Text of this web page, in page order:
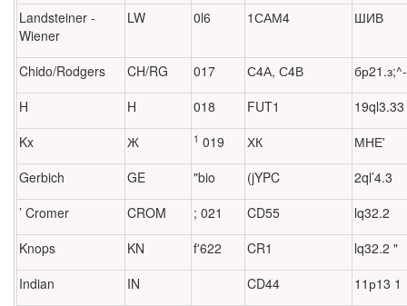
Landsteiner -
Wiener
LW 0l6 1САМ4 ШИВ
Chido/Rodgers CH/RG 017 С4А, С4В
бр21.з;^-
H
H 018 FUT1
19ql3.33
Kx
Ж 1 019 ХК
МНЕ'
Gerbich
GE "bio (jYPC
2ql’4.3
’ Cromer
CROM ; 021 CD55
lq32.2
Knops
KN f'622 CR1
lq32.2 "
Indian
IN CD44
11р13 1